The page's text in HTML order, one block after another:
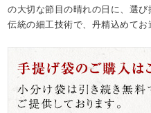
の大切な節目の晴れの日に、選
伝統の細工技術で、丹精込めてお